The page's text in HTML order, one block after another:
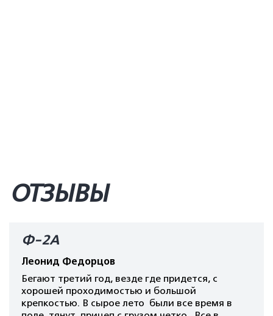
ОТЗЫВЫ
Ф-2А
Леонид Федорцов
Бегают третий год, везде где придется, с
хорошей проходимостью и большой
крепкостью. В сырое лето были все время в